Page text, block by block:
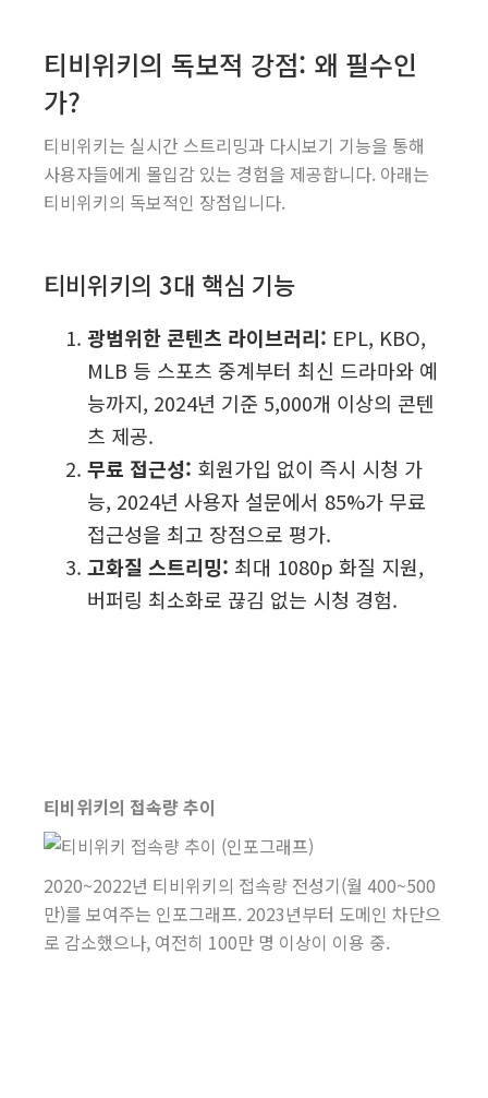
티비위키의 독보적 강점: 왜 필수인
가?
티비위키는 실시간 스트리밍과 다시보기 기능을 통해
사용자들에게 몰입감 있는 경험을 제공합니다. 아래는
티비위키의 독보적인 장점입니다.
티비위키의 3대 핵심 기능
광범위한 콘텐츠 라이브러리: EPL, KBO,
MLB 등 스포츠 중계부터 최신 드라마와 예
능까지, 2024년 기준 5,000개 이상의 콘텐
츠 제공.
무료 접근성: 회원가입 없이 즉시 시청 가
능, 2024년 사용자 설문에서 85%가 무료
접근성을 최고 장점으로 평가.
고화질 스트리밍: 최대 1080p 화질 지원,
버퍼링 최소화로 끊김 없는 시청 경험.
티비위키의 접속량 추이
2020~2022년 티비위키의 접속량 전성기(월 400~500
만)를 보여주는 인포그래프. 2023년부터 도메인 차단으
로 감소했으나, 여전히 100만 명 이상이 이용 중.